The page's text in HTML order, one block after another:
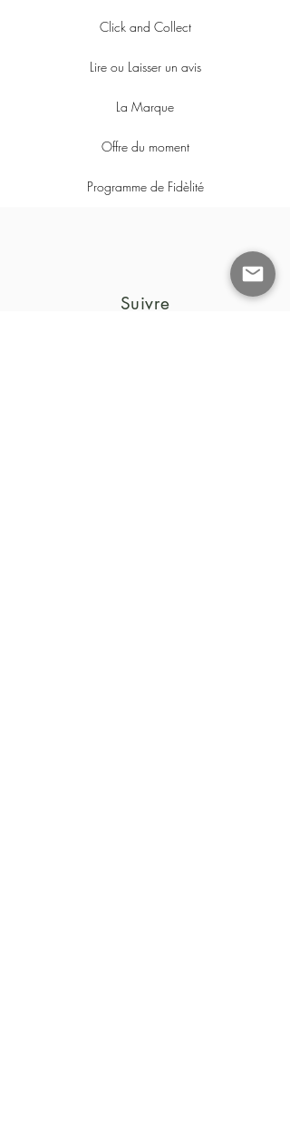
Click and Collect
Lire ou Laisser un avis
La Marque
Offre du moment
Programme de Fidèlité
Suivre